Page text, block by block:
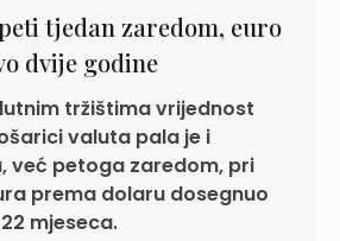
tjedan zaredom, euro
dvije godine
tržištima vrijednost
valuta pala je i
već petoga zaredom, pri
prema dolaru dosegnuo
mjeseca.